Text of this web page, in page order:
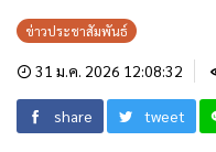
ข่าวประชาสัมพันธ์
31 ม.ค. 2026 12:08:32
share tweet